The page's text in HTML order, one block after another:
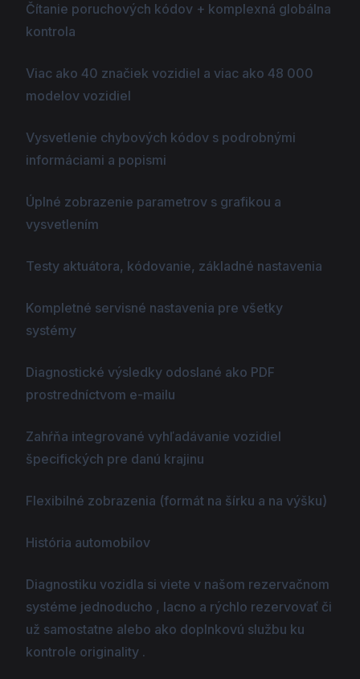
Čítanie poruchových kódov + komplexná globálna
kontrola
Viac ako 40 značiek vozidiel a viac ako 48 000
modelov vozidiel
Vysvetlenie chybových kódov s podrobnými
informáciami a popismi
Úplné zobrazenie parametrov s grafikou a
vysvetlením
Testy aktuátora, kódovanie, základné nastavenia
Kompletné servisné nastavenia pre všetky
systémy
Diagnostické výsledky odoslané ako PDF
prostredníctvom e-mailu
Zahŕňa integrované vyhľadávanie vozidiel
špecifických pre danú krajinu
Flexibilné zobrazenia (formát na šírku a na výšku)
História automobilov
Diagnostiku vozidla si viete v našom rezervačnom
systéme jednoducho , lacno a rýchlo rezervovať či
už samostatne alebo ako doplnkovú službu ku
kontrole originality .